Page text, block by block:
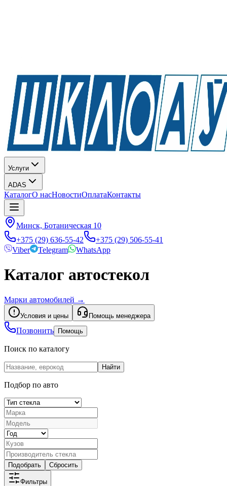
Услуги
ADAS
КаталогО насНовостиОплатаКонтакты
Минск, Ботаническая 10
+375 (29) 636-55-42
+375 (29) 506-55-41
Viber
Telegram WhatsApp
Каталог автостекол
Марки автомобилей →
Условия и цены Помощь менеджера
Позвонить Помощь
Поиск по каталогу
Найти
Подбор по авто
Подобрать Сбросить
Фильтры